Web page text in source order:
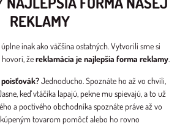
REKLAMY
inak ako väčšina ostatných. Vytvorili sme si
hovorí, žereklamácia je najlepšia forma reklamy
Jednoducho. Spoznáte ho až vo chvíli,
keď vtáčika lapajú, pekne mu spievajú, a to už
a poctivého obchodníka spoznáte práve až vo
tovarom pomôcť alebo ho rovno